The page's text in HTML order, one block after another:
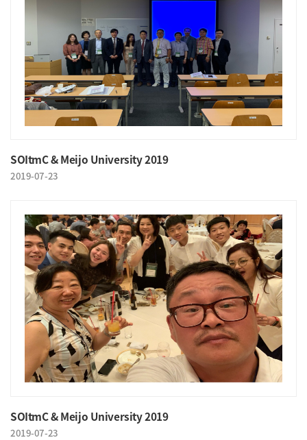
SOItmC & Meijo University 2019
2019-07-23
SOItmC & Meijo University 2019
2019-07-23